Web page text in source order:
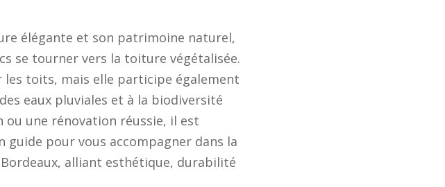
élégante et son patrimoine naturel,
se tourner vers la toiture végétalisée.
toits, mais elle participe également
eaux pluviales et à la biodiversité
une rénovation réussie, il est
guide pour vous accompagner dans la
alliant esthétique, durabilité